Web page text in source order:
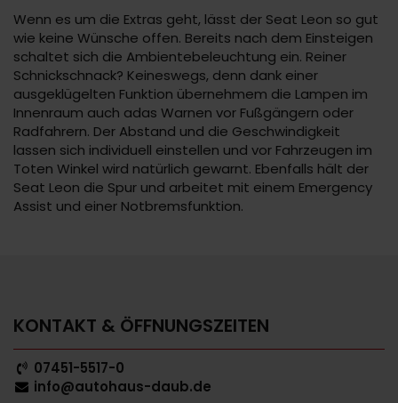
Wenn es um die Extras geht, lässt der Seat Leon so gut
wie keine Wünsche offen. Bereits nach dem Einsteigen
schaltet sich die Ambientebeleuchtung ein. Reiner
Schnickschnack? Keineswegs, denn dank einer
ausgeklügelten Funktion übernehmem die Lampen im
Innenraum auch adas Warnen vor Fußgängern oder
Radfahrern. Der Abstand und die Geschwindigkeit
lassen sich individuell einstellen und vor Fahrzeugen im
Toten Winkel wird natürlich gewarnt. Ebenfalls hält der
Seat Leon die Spur und arbeitet mit einem Emergency
Assist und einer Notbremsfunktion.
KONTAKT & ÖFFNUNGSZEITEN
07451-5517-0
info@autohaus-daub.de